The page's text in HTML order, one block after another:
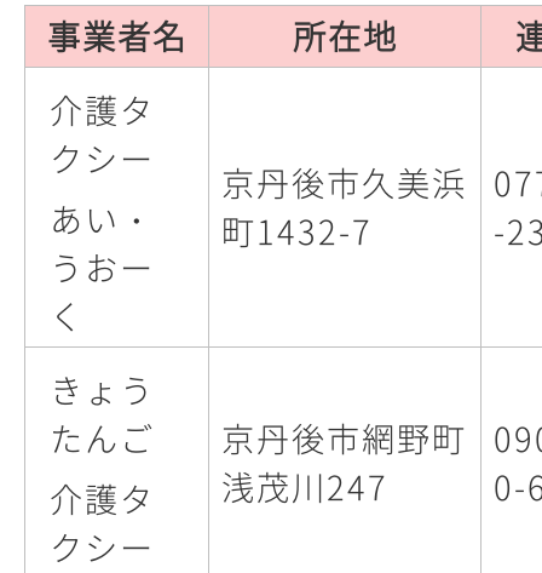
事業者名
所在地
介護タ
クシー
あい・
うおー
く
京丹後市久美浜
町1432-7
-
きょう
たんご
介護タ
クシー
京丹後市網野町
浅茂川247
0-